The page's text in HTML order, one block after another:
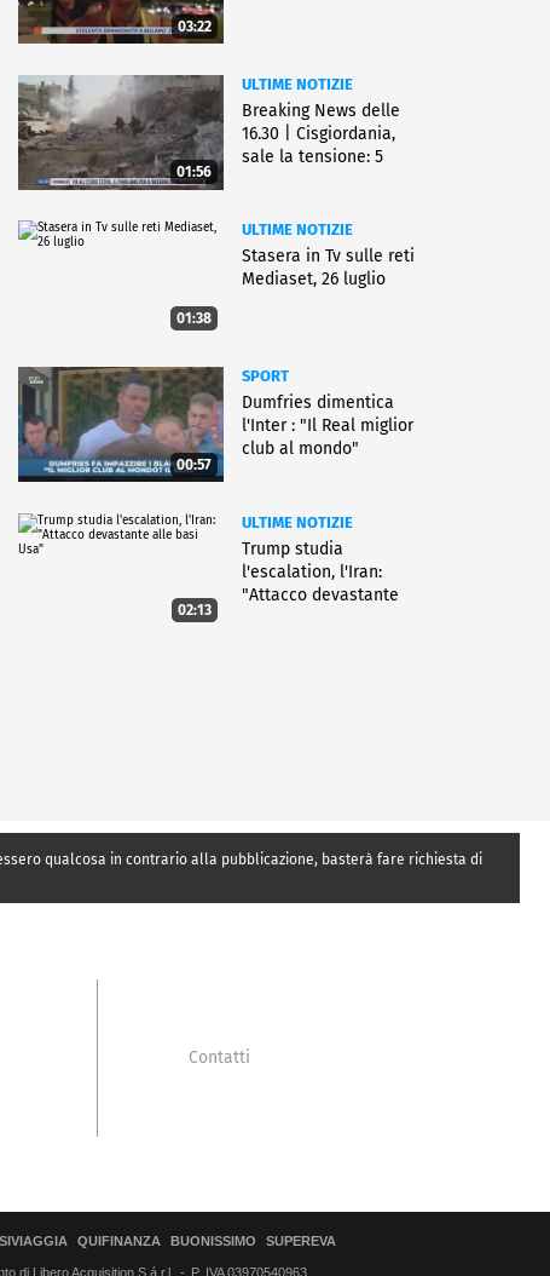
03:22
01:56
ULTIME NOTIZIE
Breaking News delle
16.30 | Cisgiordania,
sale la tensione: 5
01:38
ULTIME NOTIZIE
Stasera in Tv sulle reti
Mediaset, 26 luglio
00:57
SPORT
Dumfries dimentica
l'Inter : "Il Real miglior
club al mondo"
02:13
ULTIME NOTIZIE
Trump studia
l'escalation, l'Iran:
"Attacco devastante
qualcosa in contrario alla pubblicazione, basterà fare richiesta di
Contatti
SIVIAGGIA QUIFINANZA BUONISSIMO SUPEREVA
di Libero Acquisition S.á r.l. P. IVA 03970540963